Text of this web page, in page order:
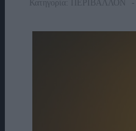
Κατηγορία: ΠΕΡΙΒΑΛΛΟΝ